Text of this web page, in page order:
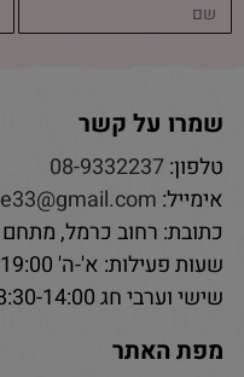
שמרו על קשר
טלפון:08-9332237
אימייל:
כתובת: רחוב כרמל, מתחם
שעות פעילות: א'-ה' 9:00-19:00
שישי וערבי חג 8:30-14:00
מפת האתר